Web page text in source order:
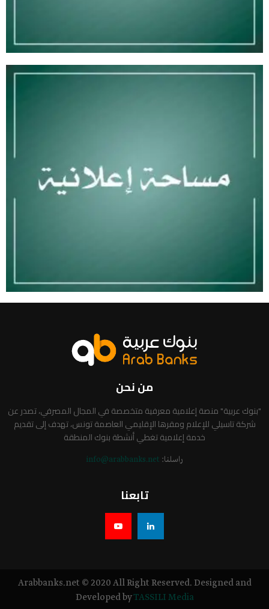
من نحن
"بنوك عربية" منصة إعلامية معرفية متخصصة في المجال المصرفي، تصدر عن
شركة تاسيلي للإعلام ومقرها الإقليمي العاصمة تونس، تهدف إلى تقديم
خدمة إعلامية تغطي أنشطة بنوك المنطقة
راسلنا: info@arabbanks.net
تابعنا
Arabbanks.net © 2020 All Right Reserved. Designed and
Developed byTASSILI Media